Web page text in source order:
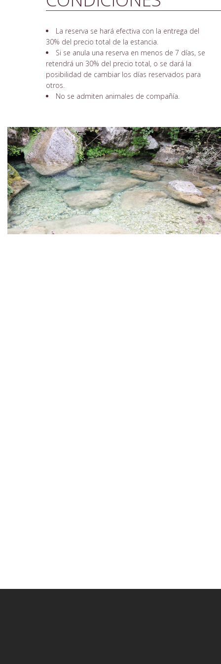
La reserva se hará efectiva con la entrega del
30% del precio total de la estancia.
Si se anula una reserva en menos de 7 días, se
retendrá un 30% del precio total, o se dará la
posibilidad de cambiar los días reservados para
otros.
No se admiten animales de compañía.